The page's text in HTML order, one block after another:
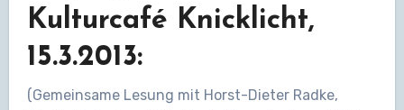
Kulturcafé Knicklicht,
15.3.2013:
(Gemeinsame Lesung mit Horst-Dieter Radke,